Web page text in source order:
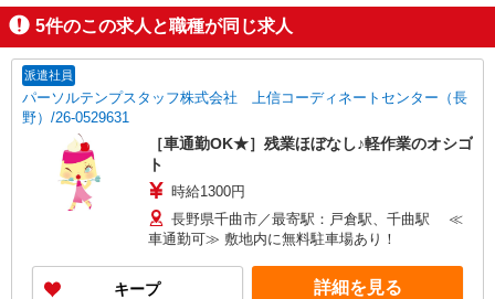
5件のこの求人と職種が同じ求人
派遣社員
パーソルテンプスタッフ株式会社 上信コーディネートセンター（長
野）/26-0529631
［車通勤OK★］残業ほぼなし♪軽作業のオシゴ
ト
時給1300円
長野県千曲市／最寄駅：戸倉駅、千曲駅 ≪
車通勤可≫ 敷地内に無料駐車場あり！
キープ 詳細を見る